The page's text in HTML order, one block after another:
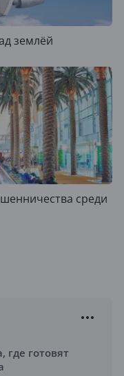
землёй
среди
где готовят